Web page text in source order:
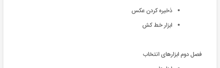
ذخيره کردن عکس
ابزار خط کش
فصل دوم ابزارهای انتخاب